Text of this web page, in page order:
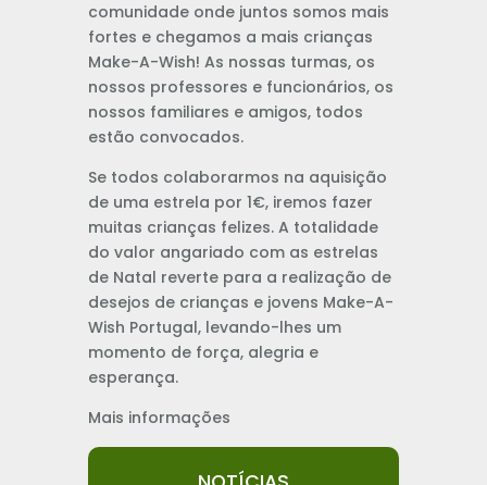
comunidade onde juntos somos mais
fortes e chegamos a mais crianças
Make-A-Wish! As nossas turmas, os
nossos professores e funcionários, os
nossos familiares e amigos, todos
estão convocados.
Se todos colaborarmos na aquisição
de uma estrela por 1€, iremos fazer
muitas crianças felizes. A totalidade
do valor angariado com as estrelas
de Natal reverte para a realização de
desejos de crianças e jovens Make-A-
Wish Portugal, levando-lhes um
momento de força, alegria e
esperança.
Mais informações